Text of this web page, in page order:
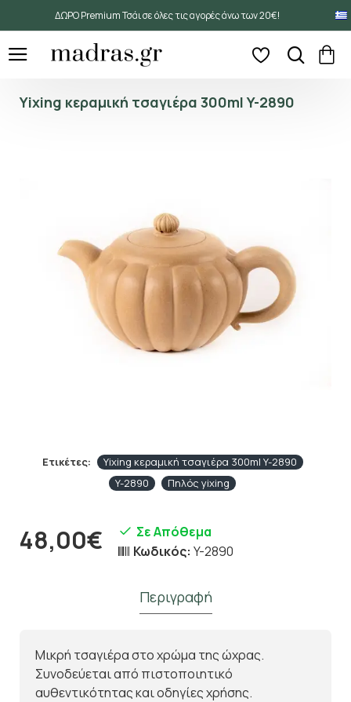
ΔΩΡΟ Premium Τσάι σε όλες τις αγορές άνω των 20€!
Yixing κεραμική τσαγιέρα 300ml Y-2890
Ετικέτες:
Yixing κεραμική τσαγιέρα 300ml Y-2890
Y-2890
Πηλός yixing
48,00€
Σε Απόθεμα
Κωδικός: Y-2890
Περιγραφή
Μικρή τσαγιέρα στο χρώμα της ώχρας.
Συνοδεύεται από πιστοποιητικό
αυθεντικότητας και οδηγίες χρήσης.